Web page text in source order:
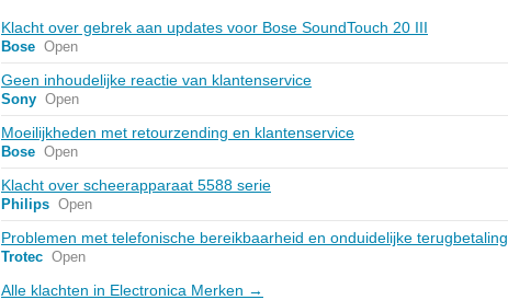
Klacht over gebrek aan updates voor Bose SoundTouch 20 III
Bose Open
Geen inhoudelijke reactie van klantenservice
Sony Open
Moeilijkheden met retourzending en klantenservice
Bose Open
Klacht over scheerapparaat 5588 serie
Philips Open
Problemen met telefonische bereikbaarheid en onduidelijke terugbetaling
Trotec Open
Alle klachten in Electronica Merken →